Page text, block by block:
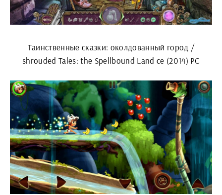
Таинственные сказки: околдованный город /
shrouded Tales: the Spellbound Land ce (2014) РС